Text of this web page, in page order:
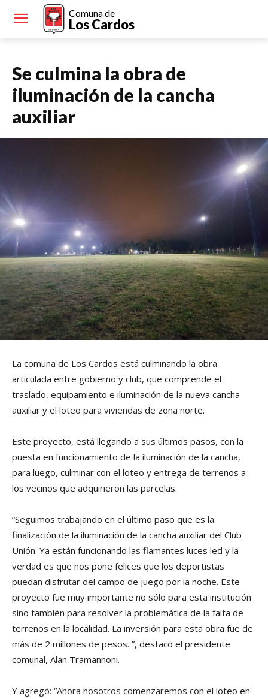
Comuna de
Los Cardos
Se culmina la obra de
iluminación de la cancha
auxiliar
La comuna de Los Cardos está culminando la obra
articulada entre gobierno y club, que comprende el
traslado, equipamiento e iluminación de la nueva cancha
auxiliar y el loteo para viviendas de zona norte.
Este proyecto, está llegando a sus últimos pasos, con la
puesta en funcionamiento de la iluminación de la cancha,
para luego, culminar con el loteo y entrega de terrenos a
los vecinos que adquirieron las parcelas.
“Seguimos trabajando en el último paso que es la
finalización de la iluminación de la cancha auxiliar del Club
Unión. Ya están funcionando las flamantes luces led y la
verdad es que nos pone felices que los deportistas
puedan disfrutar del campo de juego por la noche. Este
proyecto fue muy importante no sólo para esta institución
sino también para resolver la problemática de la falta de
terrenos en la localidad. La inversión para esta obra fue de
más de 2 millones de pesos. ”, destacó el presidente
comunal, Alan Tramannoni.
Y agregó: “Ahora nosotros comenzaremos con el loteo en